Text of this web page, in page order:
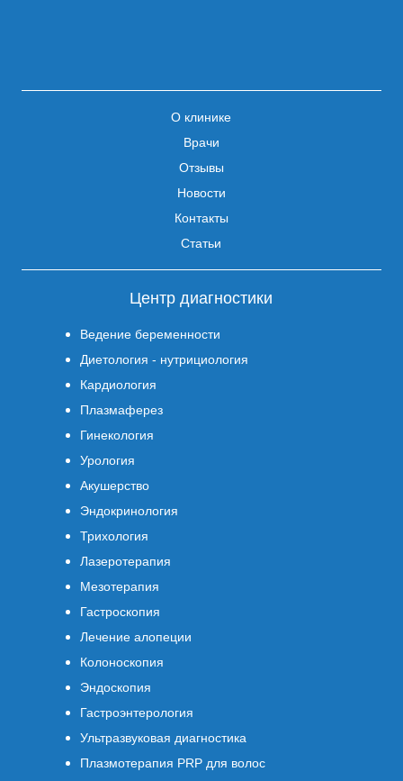
О клинике
Врачи
Отзывы
Новости
Контакты
Статьи
Центр диагностики
Ведение беременности
Диетология - нутрициология
Кардиология
Плазмаферез
Гинекология
Урология
Акушерство
Эндокринология
Трихология
Лазеротерапия
Мезотерапия
Гастроскопия
Лечение алопеции
Колоноскопия
Эндоскопия
Гастроэнтерология
Ультразвуковая диагностика
Плазмотерапия PRP для волос